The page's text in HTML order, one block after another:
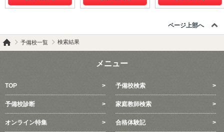
ページ上部へ
予備校一覧 検索結果
メニュー
TOP 予備校検索
予備校診断 家庭教師検索
オンライン特集 合格体験記